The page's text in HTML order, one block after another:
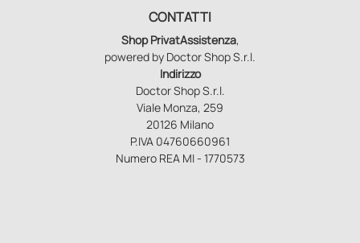
CONTATTI
Shop PrivatAssistenza,
powered by Doctor Shop S.r.l.
Indirizzo
Doctor Shop S.r.l.
Viale Monza, 259
20126 Milano
P.IVA 04760660961
Numero REA MI - 1770573